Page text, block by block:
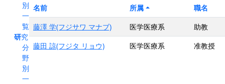
別
一
覧
研究
分
野
別
一
名前 所属
職名
藤澤 学(フジサワ マナブ)
医学医療系
助教
藤田 諒(フジタ リョウ)
医学医療系 准教授